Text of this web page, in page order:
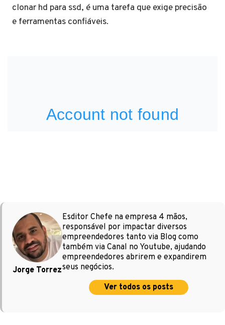
clonar hd para ssd, é uma tarefa que exige precisão
e ferramentas confiáveis.
Jorge Torrez
Esditor Chefe na empresa 4 mãos,
responsável por impactar diversos
empreendedores tanto via Blog como
também via Canal no Youtube, ajudando
empreendedores abrirem e expandirem
seus negócios.
Ver todos os posts